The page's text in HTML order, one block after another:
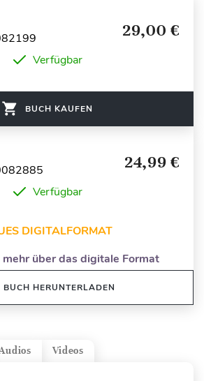
29,00 €
Verfügbar
BUCH KAUFEN
24,99 €
Verfügbar
DIGITALFORMAT
mehr über das digitale Format
BUCH HERUNTERLADEN
Videos